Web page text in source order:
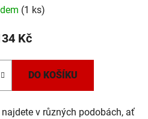
hodnocení
produktu
hvězdiček.
(1 ks)
Kč
DO KOŠÍKU
v různých podobách, ať